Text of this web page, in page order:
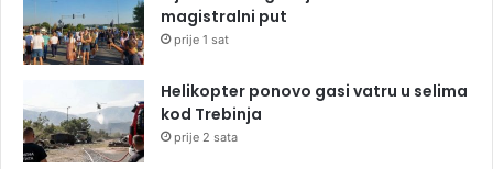
magistralni put
prije 1 sat
Helikopter ponovo gasi vatru u selima
kod Trebinja
prije 2 sata